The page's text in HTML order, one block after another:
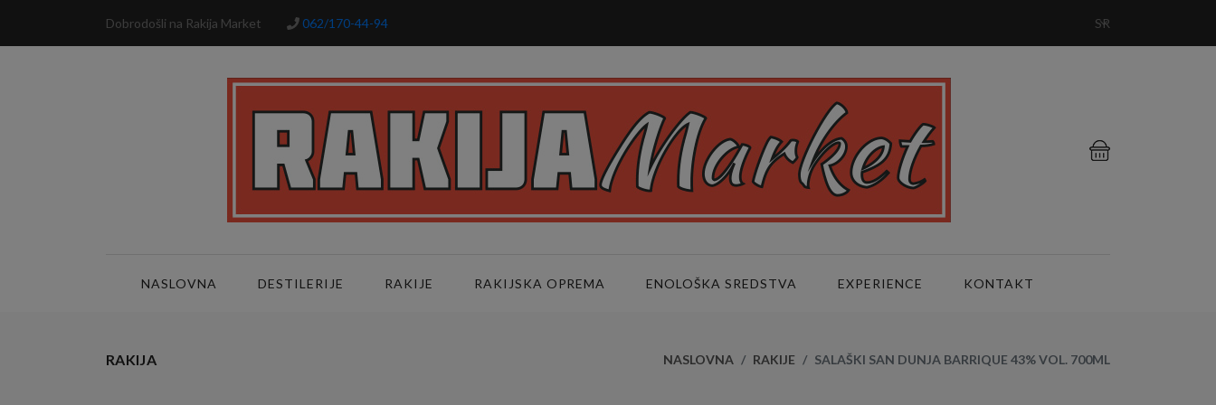
Dobrodošli na Rakija Market 062/170-44-94 SR
NASLOVNA DESTILERIJE RAKIJE RAKIJSKA OPREMA ENOLOŠKA SREDSTVA EXPERIENCE KONTAKT
RAKIJA NASLOVNA RAKIJE SALAŠKI SAN DUNJA BARRIQUE 43% VOL. 700ML